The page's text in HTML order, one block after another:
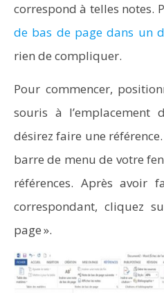
correspond à telles notes.
de bas de page dans un
rien de compliquer.
Pour commencer,
souris à l’emplacement
désirez faire une
barre de menu de votre
références. Après avoir
correspondant, cliquez
page ».